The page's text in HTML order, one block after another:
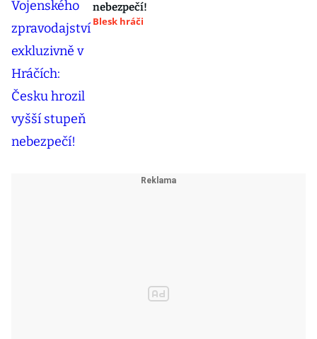
nebezpečí!
Blesk hráči